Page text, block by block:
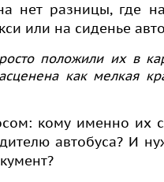
нет разницы, где
или на сиденье
положили их в
как мелкая
кому именно их
автобуса? И